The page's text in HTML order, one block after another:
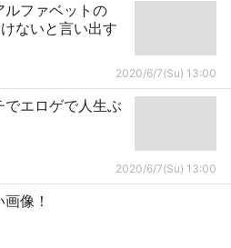
ルファベットの
ないと言い出す
2020/6/7(Su) 13:00
でエロゲで人生ぶ
2020/6/7(Su) 13:00
像！